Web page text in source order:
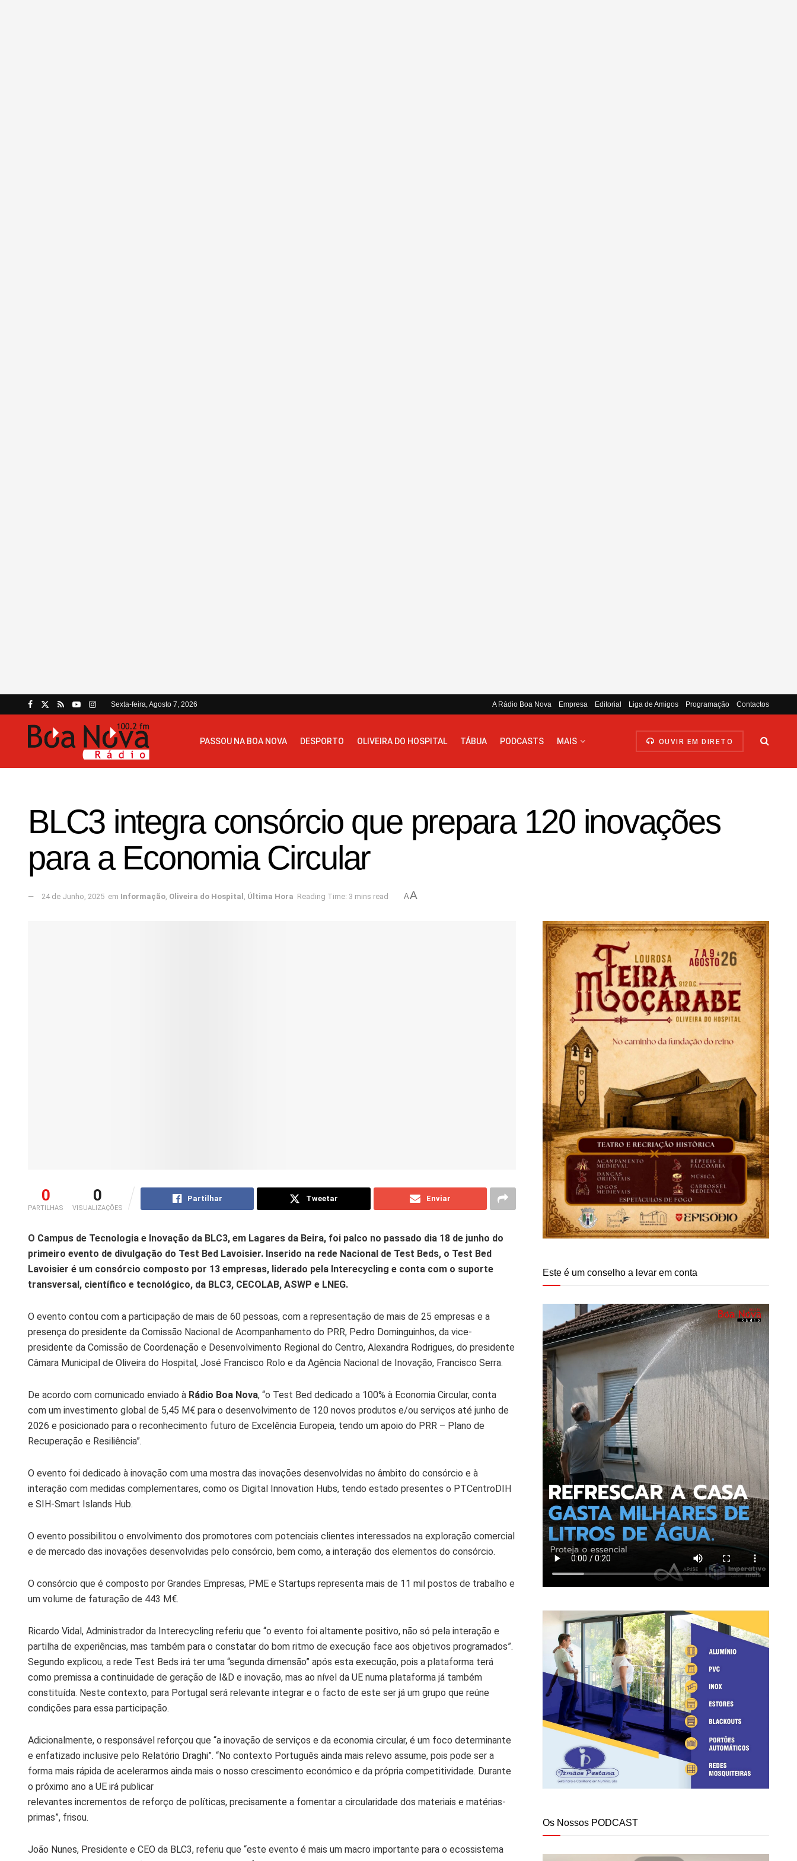
Sexta-feira, Agosto 7, 2026 A Rádio Boa Nova Empresa Editorial Liga de Amigos Programação Contactos
PASSOU NA BOA NOVA DESPORTO OLIVEIRA DO HOSPITAL TÁBUA PODCASTS MAIS OUVIR EM DIRETO
BLC3 integra consórcio que prepara 120 inovações
para a Economia Circular
24 de Junho, 2025 em Informação, Oliveira do Hospital , Última Hora Reading Time: 3 mins read AA
0
PARTILHAS
0
VISUALIZAÇÕES
Partilhar Tweetar Enviar
O Campus de Tecnologia e Inovação da BLC3, em Lagares da Beira, foi palco no passado dia 18 de junho do
primeiro evento de divulgação do Test Bed Lavoisier. Inserido na rede Nacional de Test Beds, o Test Bed
Lavoisier é um consórcio composto por 13 empresas, liderado pela Interecycling e conta com o suporte
transversal, científico e tecnológico, da BLC3, CECOLAB, ASWP e LNEG.
O evento contou com a participação de mais de 60 pessoas, com a representação de mais de 25 empresas e a
presença do presidente da Comissão Nacional de Acompanhamento do PRR, Pedro Dominguinhos, da vice-
presidente da Comissão de Coordenação e Desenvolvimento Regional do Centro, Alexandra Rodrigues, do presidente
Câmara Municipal de Oliveira do Hospital, José Francisco Rolo e da Agência Nacional de Inovação, Francisco Serra.
De acordo com comunicado enviado à Rádio Boa Nova, “o Test Bed dedicado a 100% à Economia Circular, conta
com um investimento global de 5,45 M€ para o desenvolvimento de 120 novos produtos e/ou serviços até junho de
2026 e posicionado para o reconhecimento futuro de Excelência Europeia, tendo um apoio do PRR – Plano de
Recuperação e Resiliência”.
O evento foi dedicado à inovação com uma mostra das inovações desenvolvidas no âmbito do consórcio e à
interação com medidas complementares, como os Digital Innovation Hubs, tendo estado presentes o PTCentroDIH
e SIH-Smart Islands Hub.
O evento possibilitou o envolvimento dos promotores com potenciais clientes interessados na exploração comercial
e de mercado das inovações desenvolvidas pelo consórcio, bem como, a interação dos elementos do consórcio.
O consórcio que é composto por Grandes Empresas, PME e Startups representa mais de 11 mil postos de trabalho e
um volume de faturação de 443 M€.
Ricardo Vidal, Administrador da Interecycling referiu que “o evento foi altamente positivo, não só pela interação e
partilha de experiências, mas também para o constatar do bom ritmo de execução face aos objetivos programados”.
Segundo explicou, a rede Test Beds irá ter uma “segunda dimensão” após esta execução, pois a plataforma terá
como premissa a continuidade de geração de I&D e inovação, mas ao nível da UE numa plataforma já também
constituída. Neste contexto, para Portugal será relevante integrar e o facto de este ser já um grupo que reúne
condições para essa participação.
Adicionalmente, o responsável reforçou que “a inovação de serviços e da economia circular, é um foco determinante
e enfatizado inclusive pelo Relatório Draghi”. “No contexto Português ainda mais relevo assume, pois pode ser a
forma mais rápida de acelerarmos ainda mais o nosso crescimento económico e da própria competitividade. Durante
o próximo ano a UE irá publicar
relevantes incrementos de reforço de políticas, precisamente a fomentar a circularidade dos materiais e matérias-
primas”, frisou.
João Nunes, Presidente e CEO da BLC3, referiu que “este evento é mais um macro importante para o ecossistema
Este é um conselho a levar em conta
Os Nossos PODCAST